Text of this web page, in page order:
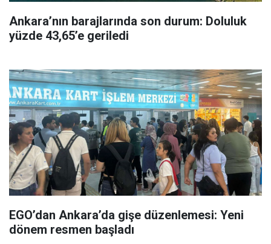
Ankara’nın barajlarında son durum: Doluluk
yüzde 43,65’e geriledi
EGO’dan Ankara’da gişe düzenlemesi: Yeni
dönem resmen başladı